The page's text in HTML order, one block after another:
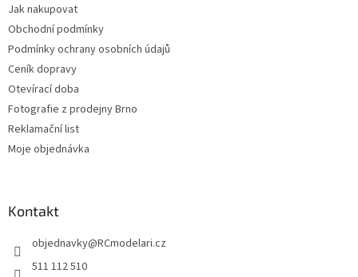
Jak nakupovat
Obchodní podmínky
Podmínky ochrany osobních údajů
Ceník dopravy
Otevírací doba
Fotografie z prodejny Brno
Reklamační list
Moje objednávka
Kontakt
objednavky@RCmodelari.cz
511 112 510